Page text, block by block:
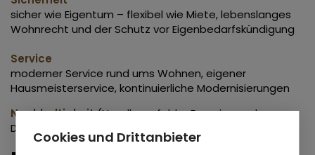
Cookies und Drittanbieter
sicher wie Eigentum – flexibel wie Miete, lebenslanges
Wohnrecht und der Schutz vor Eigenbedarfskündigung
Service
moderner Service rund ums Wohnen, eigener
Hausmeisterservice, kontinuierliche Modernisierungen
Nachhaltigkeit(Handlungsfelder Energiewende,
Demografie und Stadtumbau)